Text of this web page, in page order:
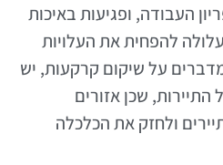
העבודה, ופגיעות באיכות
להפחית את העלויות
על שיקום קרקעות, יש
שכן אזורים
ולחזק את הכלכלה